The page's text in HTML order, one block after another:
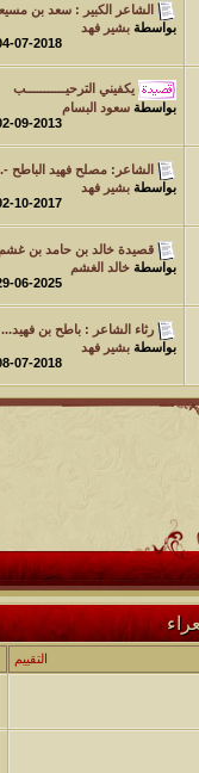
الشاعر الكبير : سعد بن
بواسطة بشير فهد
07-2018
يكفيني الترحيـــــــــــب
بواسطة سعود البسام
09-2013
الشاعر: مصلح فهيد الباطح -
بواسطة بشير فهد
10-2017
قصيدة خالد بن حامد بن
بواسطة خالد الغشم
06-2025
رثاء الشاعر : باطح بن فهيد...
بواسطة بشير فهد
07-2018
التقييم